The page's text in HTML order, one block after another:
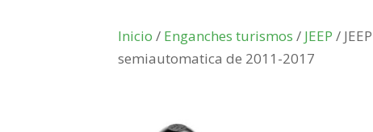
Inicio / Enganches turismos / JEEP /
semiautomatica de 2011-2017